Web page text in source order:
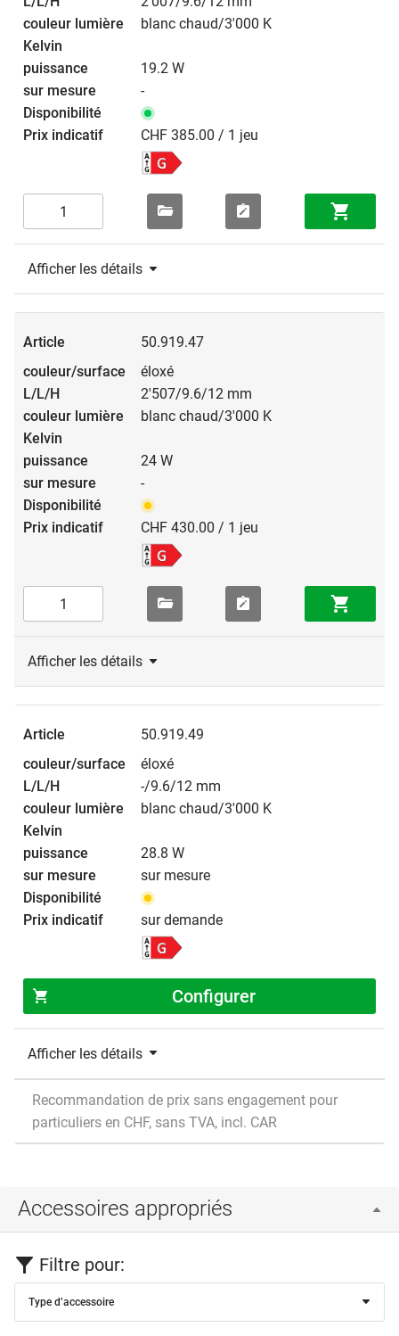
blanc chaud/3'000 K
19.2 W
-
CHF 385.00 / 1 jeu
Afficher les détails
50.919.47
éloxé
2'507/9.6/12 mm
blanc chaud/3'000 K
24 W
-
CHF 430.00 / 1 jeu
Afficher les détails
50.919.49
éloxé
-/9.6/12 mm
blanc chaud/3'000 K
28.8 W
sur mesure
sur demande
Configurer
Afficher les détails
Recommandation de prix sans engagement pour
particuliers en CHF, sans TVA, incl. CAR
Accessoires appropriés
Filtre pour:
Type d’accessoire